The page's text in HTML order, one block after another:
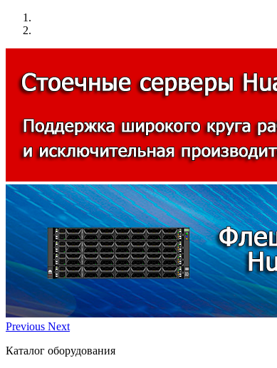
Previous Next
Каталог оборудования